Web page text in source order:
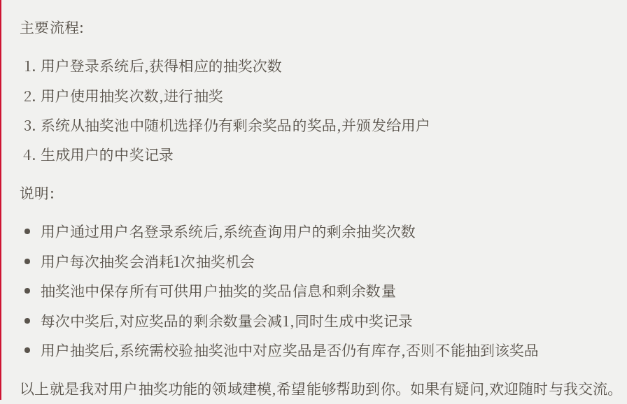
主要流程:
用户登录系统后,获得相应的抽奖次数
用户使用抽奖次数,进行抽奖
系统从抽奖池中随机选择仍有剩余奖品的奖品,并颁发给用户
生成用户的中奖记录
说明:
用户通过用户名登录系统后,系统查询用户的剩余抽奖次数
用户每次抽奖会消耗1次抽奖机会
抽奖池中保存所有可供用户抽奖的奖品信息和剩余数量
每次中奖后,对应奖品的剩余数量会减1,同时生成中奖记录
用户抽奖后,系统需校验抽奖池中对应奖品是否仍有库存,否则不能抽到该奖品
以上就是我对用户抽奖功能的领域建模,希望能够帮助到你。如果有疑问,欢迎随时与我交流。